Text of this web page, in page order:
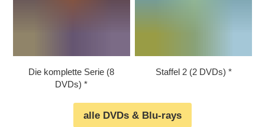
Die komplette Serie (8
DVDs)
Staffel 2 (2 DVDs)
alle DVDs & Blu-rays